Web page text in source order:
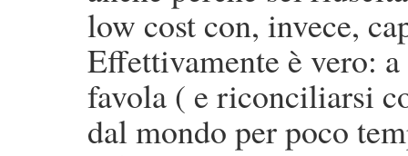
low cost con, invece,
Effettivamente è vero:
favola ( e riconciliarsi
dal mondo per poco